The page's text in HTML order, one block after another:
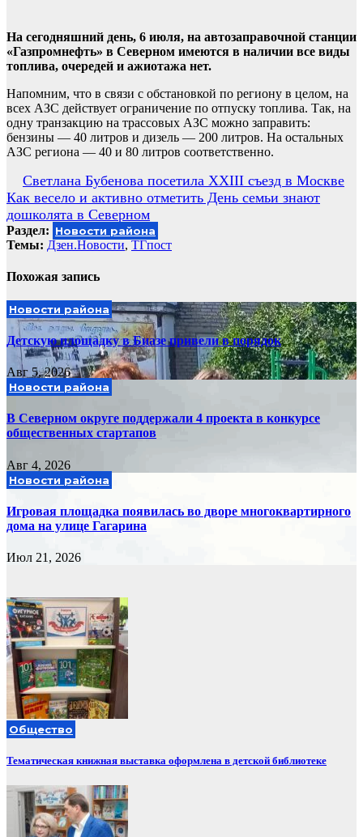
На сегодняшний день, 6 июля, на автозаправочной станции
«Газпромнефть» в Северном имеются в наличии все виды
топлива, очередей и ажиотажа нет.
Напомним, что в связи с обстановкой по региону в целом, на
всех АЗС действует ограничение по отпуску топлива. Так, на
одну транзакцию на трассовых АЗС можно заправить:
бензины — 40 литров и дизель — 200 литров. На остальных
АЗС региона — 40 и 80 литров соответственно.
Навигация
по
записям
Светлана Бубенова посетила XXIII съезд в Москве
Как весело и активно отметить День семьи знают
дошколята в Северном
Раздел: Новости района
Темы: Дзен.Новости, ТГпост
Похожая запись
Новости района
Детскую площадку в Биазе привели в порядок
Авг 5, 2026
Новости района
В Северном округе поддержали 4 проекта в конкурсе
общественных стартапов
Авг 4, 2026
Новости района
Игровая площадка появилась во дворе многоквартирного
дома на улице Гагарина
Июл 21, 2026
Общество
Тематическая книжная выставка оформлена в детской библиотеке